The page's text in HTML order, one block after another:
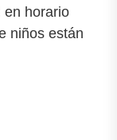
en horario
niños están